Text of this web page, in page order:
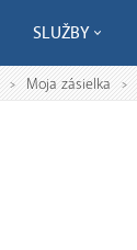
SLUŽBY
> Moja zásielka >